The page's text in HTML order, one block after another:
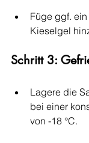
Füge ggf.
Kieselgel
Schritt 3:
Lagere die
bei einer
von -18 °C.